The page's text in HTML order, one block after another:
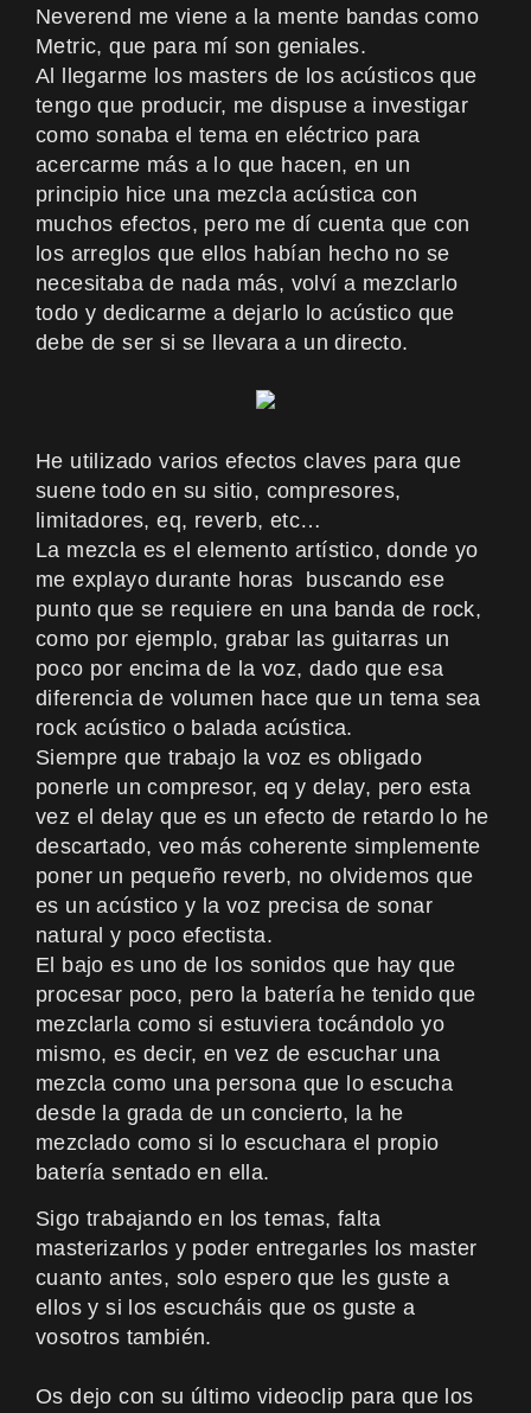
Neverend me viene a la mente bandas como
Metric, que para mí son geniales.
Al llegarme los masters de los acústicos que
tengo que producir, me dispuse a investigar
como sonaba el tema en eléctrico para
acercarme más a lo que hacen, en un
principio hice una mezcla acústica con
muchos efectos, pero me dí cuenta que con
los arreglos que ellos habían hecho no se
necesitaba de nada más, volví a mezclarlo
todo y dedicarme a dejarlo lo acústico que
debe de ser si se llevara a un directo.
He utilizado varios efectos claves para que
suene todo en su sitio, compresores,
limitadores, eq, reverb, etc…
La mezcla es el elemento artístico, donde yo
me explayo durante horas buscando ese
punto que se requiere en una banda de rock,
como por ejemplo, grabar las guitarras un
poco por encima de la voz, dado que esa
diferencia de volumen hace que un tema sea
rock acústico o balada acústica.
Siempre que trabajo la voz es obligado
ponerle un compresor, eq y delay, pero esta
vez el delay que es un efecto de retardo lo he
descartado, veo más coherente simplemente
poner un pequeño reverb, no olvidemos que
es un acústico y la voz precisa de sonar
natural y poco efectista.
El bajo es uno de los sonidos que hay que
procesar poco, pero la batería he tenido que
mezclarla como si estuviera tocándolo yo
mismo, es decir, en vez de escuchar una
mezcla como una persona que lo escucha
desde la grada de un concierto, la he
mezclado como si lo escuchara el propio
batería sentado en ella.
Sigo trabajando en los temas, falta
masterizarlos y poder entregarles los master
cuanto antes, solo espero que les guste a
ellos y si los escucháis que os guste a
vosotros también.
Os dejo con su último videoclip para que los